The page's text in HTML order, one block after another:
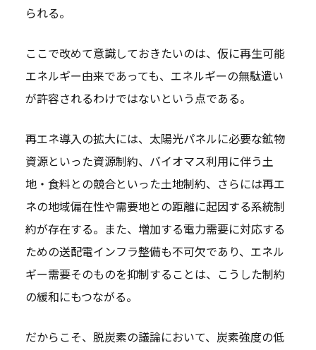
られる。
ここで改めて意識しておきたいのは、仮に再生可能
エネルギー由来であっても、エネルギーの無駄遣い
が許容されるわけではないという点である。
再エネ導入の拡大には、太陽光パネルに必要な鉱物
資源といった資源制約、バイオマス利用に伴う土
地・食料との競合といった土地制約、さらには再エ
ネの地域偏在性や需要地との距離に起因する系統制
約が存在する。また、増加する電力需要に対応する
ための送配電インフラ整備も不可欠であり、エネル
ギー需要そのものを抑制することは、こうした制約
の緩和にもつながる。
だからこそ、脱炭素の議論において、炭素強度の低